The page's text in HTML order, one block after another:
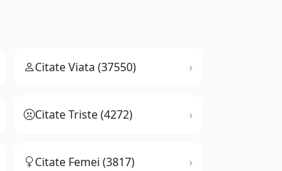
Citate Viata (37550)
Citate Triste (4272)
Citate Femei (3817)